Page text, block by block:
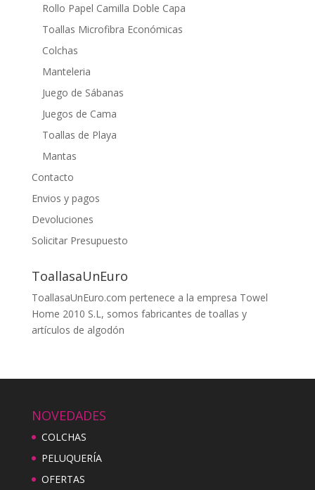
Rollo Papel Camilla Doble Capa
Toallas Microfibra Económicas
Colchas
Manteleria
Juego de Sábanas
Juegos de Cama
Toallas de Playa
Mantas
Contacto
Envios y pagos
Devoluciones
Solicitar Presupuesto
ToallasaUnEuro
ToallasaUnEuro.com pertenece a la empresa Towel
Home 2010 S.L, somos fabricantes de toallas y
artículos de algodón
NOVEDADES
COLCHAS
PELUQUERÍA
OFERTAS